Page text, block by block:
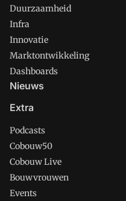
Duurzaamheid
Infra
Innovatie
Marktontwikkeling
Dashboards
Nieuws
Extra
Podcasts
Cobouw50
Cobouw Live
Bouwvrouwen
Events